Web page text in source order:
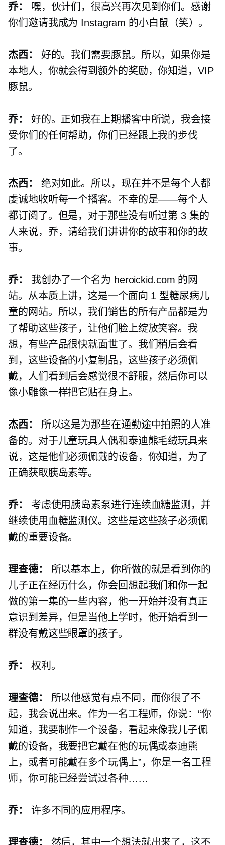
乔：
嘿，伙计们，很高兴再次见到你们。感谢
你们邀请我成为 Instagram 的小白鼠（笑）。
杰西：
好的。我们需要豚鼠。所以，如果你是
本地人，你就会得到额外的奖励，你知道，VIP
豚鼠。
乔：
好的。正如我在上期播客中所说，我会接
受你们的任何帮助，你们已经跟上我的步伐
了。
杰西：
绝对如此。所以，现在并不是每个人都
虔诚地收听每一个播客。不幸的是——每个人
都订阅了。但是，对于那些没有听过第 3 集的
人来说，乔，请给我们讲讲你的故事和你的故
事。
乔：
我创办了一个名为 heroickid.com 的网
站。从本质上讲，这是一个面向 1 型糖尿病儿
童的网站。所以，我们销售的所有产品都是为
了帮助这些孩子，让他们脸上绽放笑容。我
想，有些产品很快就面世了。我们稍后会看
到，这些设备的小复制品，这些孩子必须佩
戴，人们看到后会感觉很不舒服，然后你可以
像小雕像一样把它贴在身上。
杰西：
所以这是为那些在通勤途中拍照的人准
备的。对于儿童玩具人偶和泰迪熊毛绒玩具来
说，这是他们必须佩戴的设备，你知道，为了
正确获取胰岛素等。
乔：
考虑使用胰岛素泵进行连续血糖监测，并
继续使用血糖监测仪。这些是这些孩子必须佩
戴的重要设备。
理查德：
所以基本上，你所做的就是看到你的
儿子正在经历什么，你会回想起我们和你一起
做的第一集的一些内容，他一开始并没有真正
意识到差异，但是当他上学时，他开始看到一
群没有戴这些眼罩的孩子。
乔： 权利。
理查德：
所以他感觉有点不同，而你很了不
起，我会说出来。作为一名工程师，你说：“你
知道，我要制作一个设备，看起来像我儿子佩
戴的设备，我要把它戴在他的玩偶或泰迪熊
上，或者可能戴在多个玩偶上”，你是一名工程
师，你可能已经尝试过各种……
乔： 许多不同的应用程序。
理查德： 然后，其中一个想法就出来了，这不